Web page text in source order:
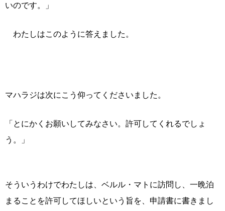
いのです。」
わたしはこのように答えました。
マハラジは次にこう仰ってくださいました。
「とにかくお願いしてみなさい。許可してくれるでしょ
う。」
そういうわけでわたしは、ベルル・マトに訪問し、一晩泊
まることを許可してほしいという旨を、申請書に書きまし